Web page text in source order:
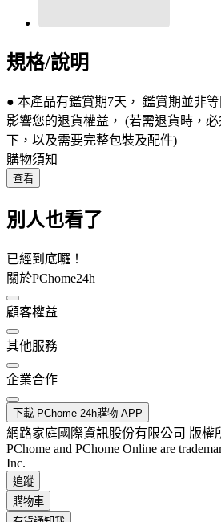
規格/說明
● 本產品有鑑賞期7天， 鑑賞期並非
影響您的退貨權益， (若需退貨時，
下，以及需要完整包裝及配件)
購物須知
查看
別人也看了
已經到底囉！
關於PChome24h
顧客權益
其他服務
企業合作
下載 PChome 24h購物 APP
網路家庭國際資訊股份有限公司 版權
PChome and PChome Online are
Inc.
追蹤
購物車